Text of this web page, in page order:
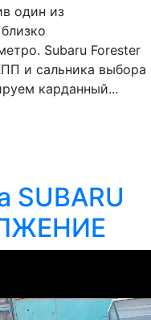
один из
Subaru Forester
и сальника выбора
карданный...
SUBARU